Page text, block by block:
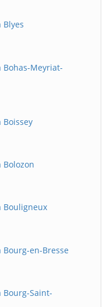
Meyriat-
Bouligneux
en-Bresse
Saint-